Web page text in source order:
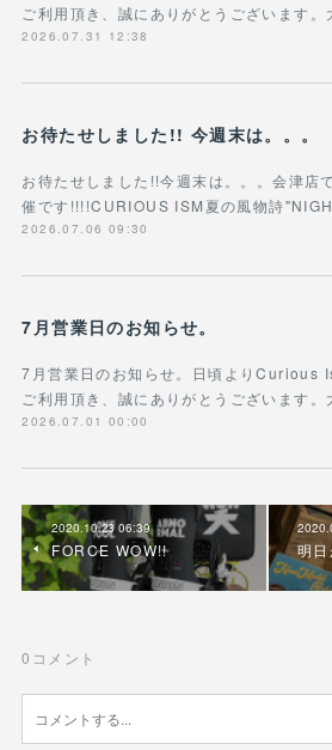
ご利用頂き、誠にありがとうございます
2026.07.31 12:38
お待たせしました!! 今週末は。。。
お待たせしました!!今週末は。。。会津店
催です!!!!CURIOUS ISM夏の風物詩
2026.07.06 09:30
7月営業日のお知らせ。
7月営業日のお知らせ。日頃よりCurious
ご利用頂き、誠にありがとうございます
2026.07.01 00:00
2020.10.23 06:39
FORCE WOW!! 明
0 コメント